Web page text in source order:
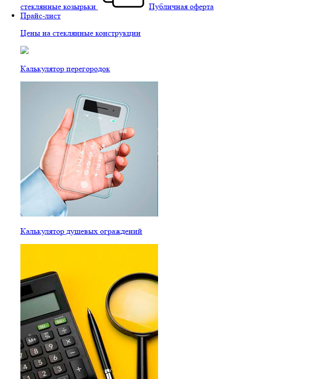
стеклянные козырьки
Публичная оферта
Прайс-лист
Цены на стеклянные конструкции
Калькулятор перегородок
Калькулятор душевых ограждений